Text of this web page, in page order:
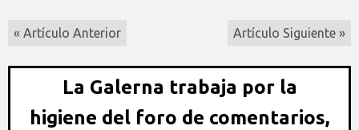
« Artículo Anterior Artículo Siguiente »
La Galerna trabaja por la
higiene del foro de comentarios,